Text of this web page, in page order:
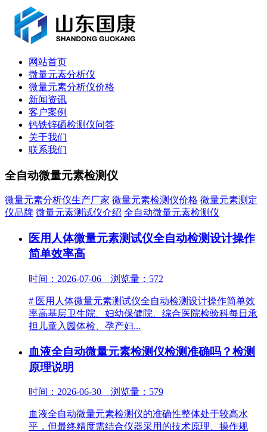
网站首页
微量元素分析仪
微量元素分析仪价格
新闻资讯
客户案例
钙铁锌硒检测仪问答
关于我们
联系我们
全自动微量元素检测仪
微量元素分析仪生产厂家 微量元素检测仪价格 微量元素测定
仪品牌 微量元素测试仪介绍 全自动微量元素检测仪
医用人体微量元素测试仪全自动检测设计操作
简单效率高
时间：2026-07-06 浏览量：572
# 医用人体微量元素测试仪全自动检测设计操作简单效
率高基层卫生院、妇幼保健院、综合医院检验科每日承
担儿童入园体检、孕产妇...
血液全自动微量元素检测仪检测准确吗？检测
原理说明
时间：2026-06-30 浏览量：579
血液全自动微量元素检测仪的准确性‌整体处于较高水
平‌，但最终精度需结合仪器采用的技术原理、操作规